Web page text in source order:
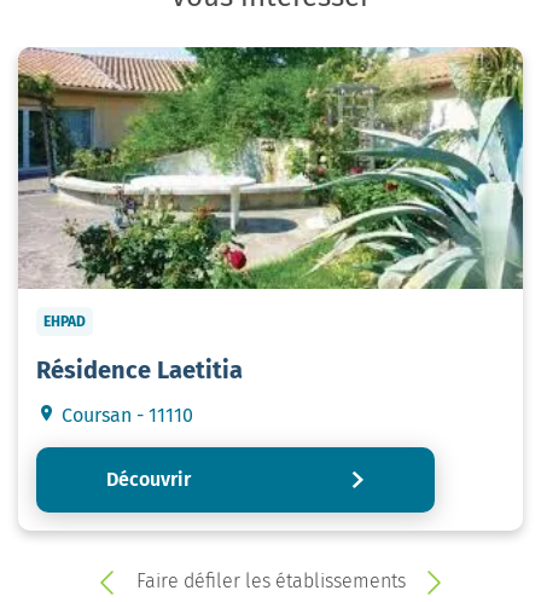
EHPAD
Résidence Laetitia
Coursan - 11110
Découvrir
Faire défiler les établissements